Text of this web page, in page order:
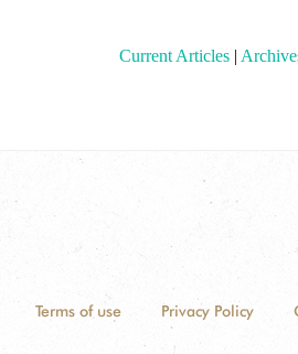
Current Articles|
Terms of use Privacy Policy